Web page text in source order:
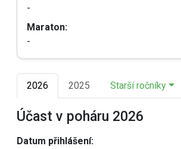
-
Maraton:
-
2026 2025 Starší ročníky
Účast v poháru 2026
Datum přihlášení: